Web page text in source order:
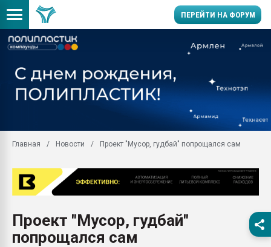
ПЕРЕЙТИ НА ФОРУМ
заводу пластмасс"
Помощь в подборе
Вакуум-формовочные
ближайшее
первый план в
Главная Новости Проект "Мусор, гудбай" попрощался сам
Проект "Мусор, гудбай"
попрощался сам